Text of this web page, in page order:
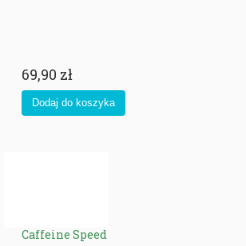
69,90 zł
Caffeine Speed